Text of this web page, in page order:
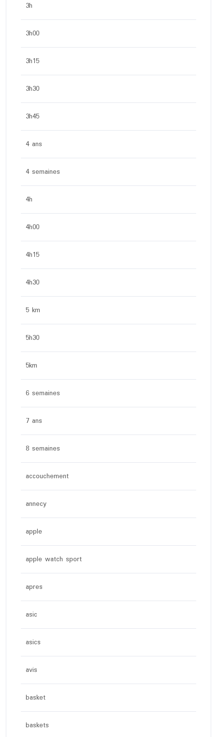
3h
3h00
3h15
3h30
3h45
4 ans
4 semaines
4h
4h00
4h15
4h30
5 km
5h30
5km
6 semaines
7 ans
8 semaines
accouchement
annecy
apple
apple watch sport
apres
asic
asics
avis
basket
baskets